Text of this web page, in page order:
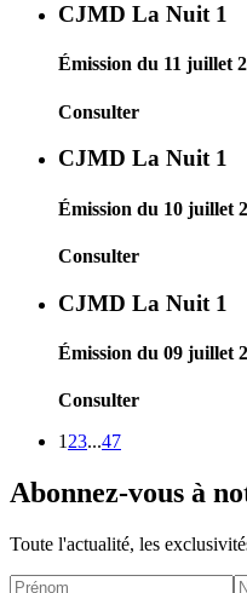
CJMD La Nuit 1
Émission du 11 juillet
Consulter
CJMD La Nuit 1
Émission du 10 juillet
Consulter
CJMD La Nuit 1
Émission du 09 juillet
Consulter
1 23...47
Abonnez-vous à
Toute l'actualité, les